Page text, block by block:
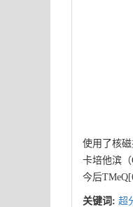
使用了核
卡培他滨
今后
关键词: 超